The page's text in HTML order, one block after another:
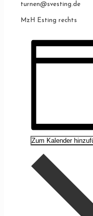
turnen@svesting.de
MzH Esting rechts
Zum Kalender